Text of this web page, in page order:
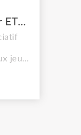
12x Lustr Selador ETC Led 7x colors filtres
jeux